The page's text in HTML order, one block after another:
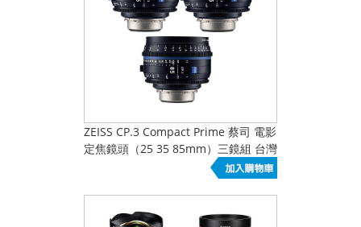
ZEISS CP.3 Compact Prime 蔡司 電影
定焦鏡頭（25 35 85mm）三鏡組 台灣